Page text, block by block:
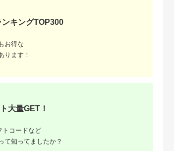
ガニ 極上かに棒
金額:14,000 円
キングTOP300
お得な
ります！
大量GET！
トコードなど
て知ってましたか？